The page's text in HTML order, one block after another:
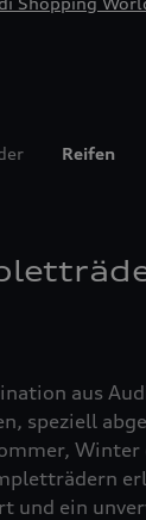
Reifen
aus
speziell
Winter
und ein